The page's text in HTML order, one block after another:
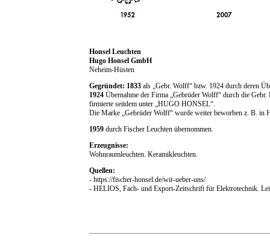
Honsel Leuchten
Hugo Honsel GmbH
Neheim-Hüsten
Gegründet: 1833 als „Gebr. Wolff“ bzw. 1924 durch deren
1924 Übernahme der Firma „Gebrüder Wolff“ durch die
firmierte seitdem unter „HUGO HONSEL“.
Die Marke „Gebrüder Wolff“ wurde weiter beworben z. B. in
1959 durch Fischer Leuchten übernommen.
Erzeugnisse:
Wohnraumleuchten. Keramikleuchten.
Quellen:
- https://fischer-honsel.de/wir-ueber-uns/
- HELIOS, Fach- und Export-Zeitschrift für Elektrotechnik.